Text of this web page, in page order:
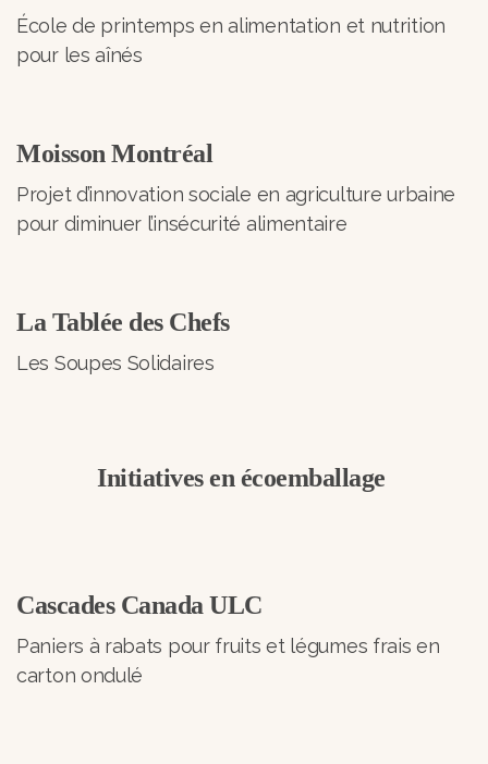
École de printemps en alimentation et nutrition
pour les aînés
Moisson Montréal
Projet d’innovation sociale en agriculture urbaine
pour diminuer l’insécurité alimentaire
La Tablée des Chefs
Les Soupes Solidaires
Initiatives en écoemballage
Cascades Canada ULC
Paniers à rabats pour fruits et légumes frais en
carton ondulé